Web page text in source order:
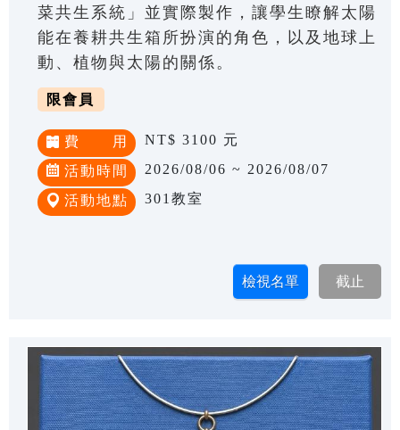
菜共生系統」並實際製作，讓學生瞭解太陽
能在養耕共生箱所扮演的角色，以及地球上
動、植物與太陽的關係。
限會員
費 用 NT$ 3100 元
活動時間 2026/08/06 ~ 2026/08/07
活動地點 301教室